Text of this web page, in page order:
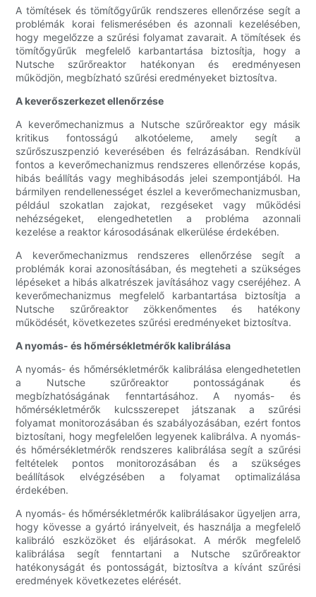
A tömítések és tömítőgyűrűk rendszeres ellenőrzése segít a
problémák korai felismerésében és azonnali kezelésében,
hogy megelőzze a szűrési folyamat zavarait. A tömítések és
tömítőgyűrűk megfelelő karbantartása biztosítja, hogy a
Nutsche szűrőreaktor hatékonyan és eredményesen
működjön, megbízható szűrési eredményeket biztosítva.
A keverőszerkezet ellenőrzése
A keverőmechanizmus a Nutsche szűrőreaktor egy másik
kritikus fontosságú alkotóeleme, amely segít a
szűrőszuszpenzió keverésében és felrázásában. Rendkívül
fontos a keverőmechanizmus rendszeres ellenőrzése kopás,
hibás beállítás vagy meghibásodás jelei szempontjából. Ha
bármilyen rendellenességet észlel a keverőmechanizmusban,
például szokatlan zajokat, rezgéseket vagy működési
nehézségeket, elengedhetetlen a probléma azonnali
kezelése a reaktor károsodásának elkerülése érdekében.
A keverőmechanizmus rendszeres ellenőrzése segít a
problémák korai azonosításában, és megteheti a szükséges
lépéseket a hibás alkatrészek javításához vagy cseréjéhez. A
keverőmechanizmus megfelelő karbantartása biztosítja a
Nutsche szűrőreaktor zökkenőmentes és hatékony
működését, következetes szűrési eredményeket biztosítva.
A nyomás- és hőmérsékletmérők kalibrálása
A nyomás- és hőmérsékletmérők kalibrálása elengedhetetlen
a Nutsche szűrőreaktor pontosságának és
megbízhatóságának fenntartásához. A nyomás- és
hőmérsékletmérők kulcsszerepet játszanak a szűrési
folyamat monitorozásában és szabályozásában, ezért fontos
biztosítani, hogy megfelelően legyenek kalibrálva. A nyomás-
és hőmérsékletmérők rendszeres kalibrálása segít a szűrési
feltételek pontos monitorozásában és a szükséges
beállítások elvégzésében a folyamat optimalizálása
érdekében.
A nyomás- és hőmérsékletmérők kalibrálásakor ügyeljen arra,
hogy kövesse a gyártó irányelveit, és használja a megfelelő
kalibráló eszközöket és eljárásokat. A mérők megfelelő
kalibrálása segít fenntartani a Nutsche szűrőreaktor
hatékonyságát és pontosságát, biztosítva a kívánt szűrési
eredmények következetes elérését.